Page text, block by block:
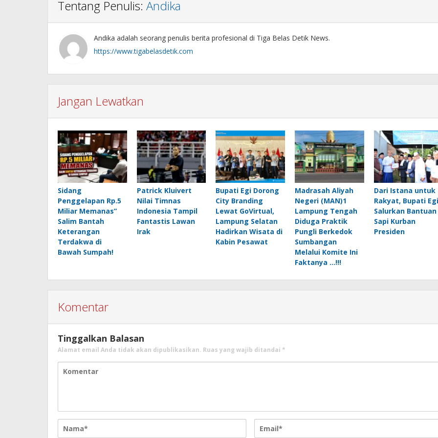
Tentang Penulis: Andika
Andika adalah seorang penulis berita profesional di Tiga Belas Detik News.
https://www.tigabelasdetik.com
Jangan Lewatkan
Sidang
Penggelapan Rp.5
Miliar Memanas”
Salim Bantah
Keterangan
Terdakwa di
Bawah Sumpah!
Patrick Kluivert
Nilai Timnas
Indonesia Tampil
Fantastis Lawan
Irak
Bupati Egi Dorong
City Branding
Lewat GoVirtual,
Lampung Selatan
Hadirkan Wisata di
Kabin Pesawat
Madrasah Aliyah
Negeri (MAN)1
Lampung Tengah
Diduga Praktik
Pungli Berkedok
Sumbangan
Melalui Komite Ini
Faktanya …!!!
Dari Istana untuk
Rakyat, Bupati Egi
Salurkan Bantuan
Sapi Kurban
Presiden
Komentar
Tinggalkan Balasan
Alamat email Anda tidak akan dipublikasikan. Ruas yang wajib ditandai *